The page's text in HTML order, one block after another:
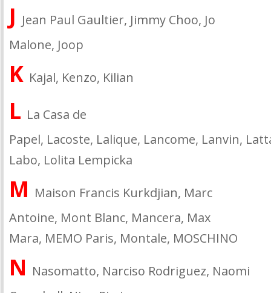
J Jean Paul Gaultier, Jimmy Choo, Jo
Malone, Joop
K Kajal, Kenzo, Kilian
L La Casa de
Papel, Lacoste, Lalique, Lancome, Lanvin,
Labo, Lolita Lempicka
M Maison Francis Kurkdjian, Marc
Antoine, Mont Blanc, Mancera, Max
Mara, MEMO Paris, Montale, MOSCHINO
N Nasomatto, Narciso Rodriguez, Naomi